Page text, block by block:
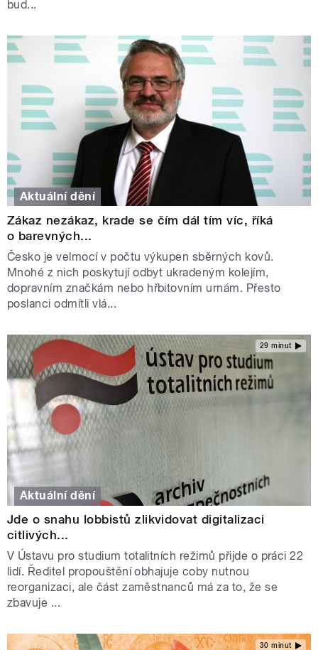
bud...
Aktuální dění
Zákaz nezákaz, krade se čím dál tím víc, říká
o barevných...
Česko je velmocí v počtu výkupen sběrných kovů.
Mnohé z nich poskytují odbyt ukradeným kolejím,
dopravním značkám nebo hřbitovním urnám. Přesto
poslanci odmítli vlá...
29 minut
Aktuální dění
Jde o snahu lobbistů zlikvidovat digitalizaci
citlivých...
V Ústavu pro studium totalitních režimů přijde o práci 22
lidí. Ředitel propouštění obhajuje coby nutnou
reorganizaci, ale část zaměstnanců má za to, že se
zbavuje ...
30 minut